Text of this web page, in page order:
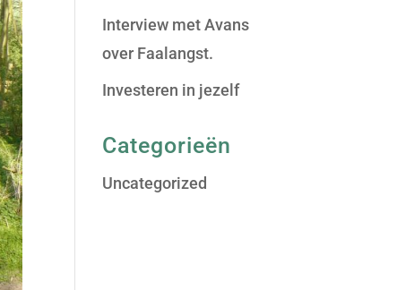
Interview met Avans
over Faalangst.
Investeren in jezelf
Categorieën
Uncategorized